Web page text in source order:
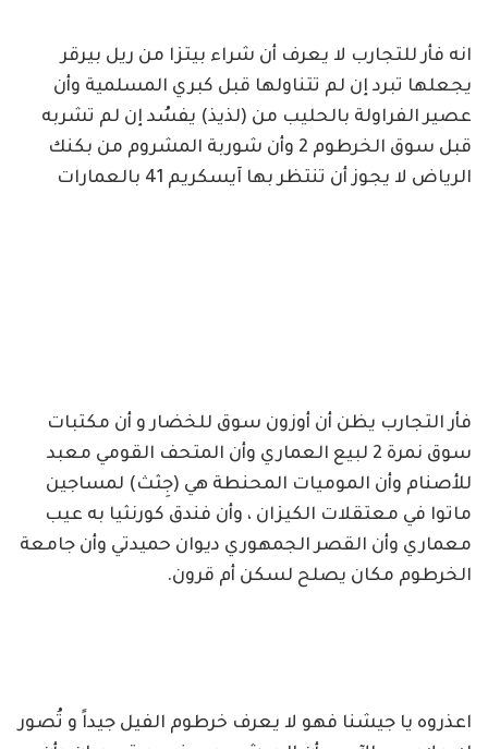
انه فأر للتجارب لا يعرف أن شراء بيتزا من ريل بيرقر
يجعلها تبرد إن لم تتناولها قبل كبري المسلمية وأن
عصير الفراولة بالحليب من (لذيذ) يفسُد إن لم تشربه
قبل سوق الخرطوم 2 وأن شوربة المشروم من بكنك
الرياض لا يجوز أن تنتظر بها آيسكريم 41 بالعمارات
فأر التجارب يظن أن أوزون سوق للخضار و أن مكتبات
سوق نمرة 2 لبيع العماري وأن المتحف القومي معبد
للأصنام وأن الموميات المحنطة هي (جِثث) لمساجين
ماتوا في معتقلات الكيزان ، وأن فندق كورنثيا به عيب
معماري وأن القصر الجمهوري ديوان حميدتي وأن جامعة
الخرطوم مكان يصلح لسكن أم قرون.
اعذروه يا جيشنا فهو لا يعرف خرطوم الفيل جيداً و تُصور